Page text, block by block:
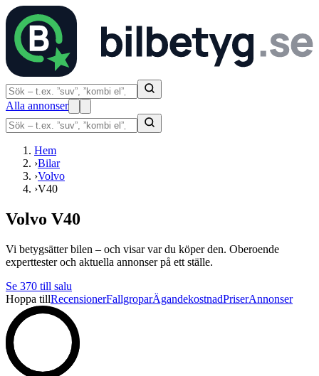
Alla annonser
Hem
›Bilar
›Volvo
›V40
Volvo V40
Vi betygsätter bilen – och visar var du köper den. Oberoende
experttester och aktuella annonser på ett ställe.
Se 370 till salu
Hoppa tillRecensionerFallgroparÄgandekostnadPriserAnnonser